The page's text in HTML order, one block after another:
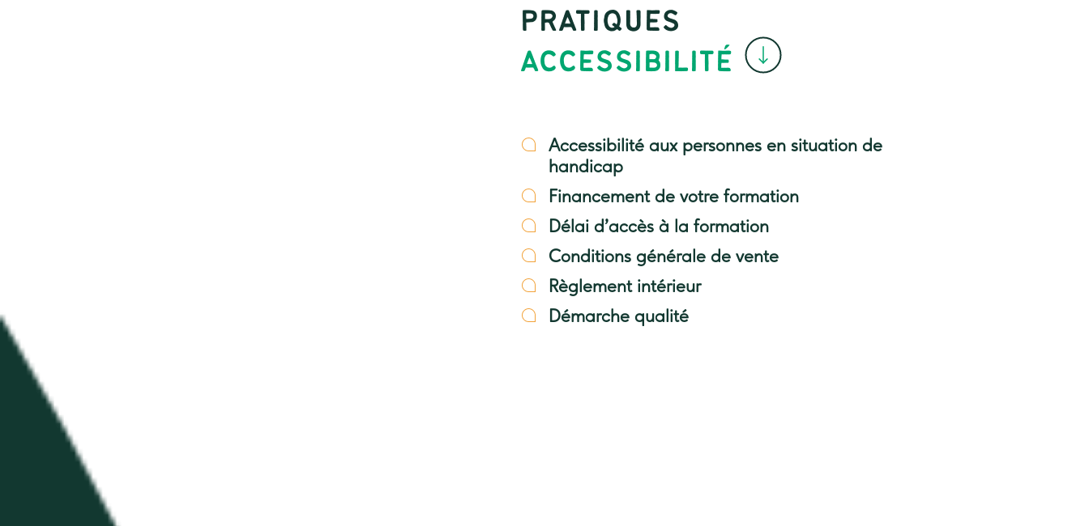
PRATIQUES
ACCESSIBILITÉ
Accessibilité aux personnes en situation de
handicap
Financement de votre formation
Délai d’accès à la formation
Conditions générale de vente
Règlement intérieur
Démarche qualité